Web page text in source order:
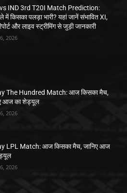
IND 3rd T20I Match Prediction:
में किसका पलड़ा भारी? यहां जानें संभावित XI,
और लाइव स्ट्रीमिंग से जुड़ी जानकारी
2026
The Hundred Match: आज किसका मैच,
आज का शेड्यूल
2026
LPL Match: आज किसका मैच, जानिए आज
2026